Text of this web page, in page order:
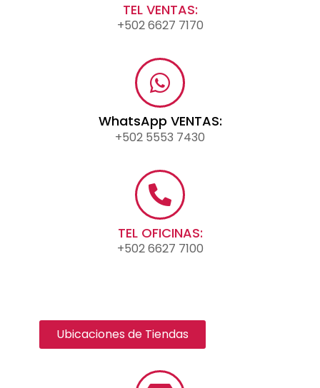
TEL VENTAS:
+502 6627 7170
WhatsApp VENTAS:
+502 5553 7430
TEL OFICINAS:
+502 6627 7100
Ubicaciones de Tiendas